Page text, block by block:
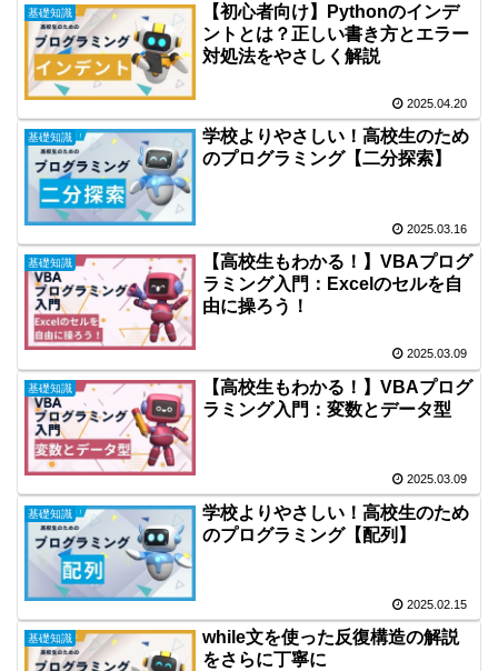
基礎知識
【初心者向け】Pythonのインデ
ントとは？正しい書き方とエラー
対処法をやさしく解説
2025.04.20
基礎知識
学校よりやさしい！高校生のため
のプログラミング【二分探索】
2025.03.16
基礎知識
【高校生もわかる！】VBAプログ
ラミング入門：Excelのセルを自
由に操ろう！
2025.03.09
基礎知識
【高校生もわかる！】VBAプログ
ラミング入門：変数とデータ型
2025.03.09
基礎知識
学校よりやさしい！高校生のため
のプログラミング【配列】
2025.02.15
基礎知識
while文を使った反復構造の解説
をさらに丁寧に